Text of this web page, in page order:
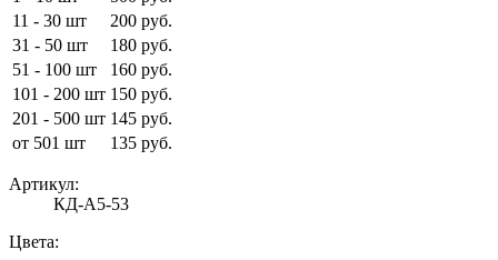
11 - 30 шт
200 руб.
31 - 50 шт
180 руб.
51 - 100 шт
160 руб.
101 - 200 шт 150 руб.
201 - 500 шт 145 руб.
от 501 шт
135 руб.
Артикул:
КД-А5-53
Цвета: